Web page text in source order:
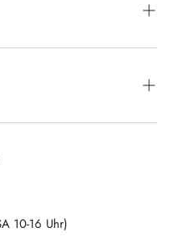
10-16 Uhr)